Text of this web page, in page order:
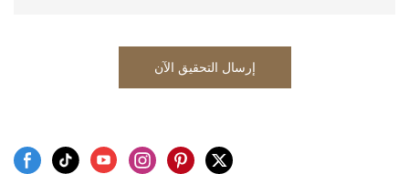
إرسال التحقيق الآن